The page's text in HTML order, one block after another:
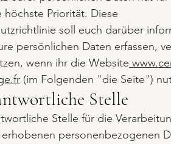
höchste Priorität. Diese
soll euch darüber
persönlichen Daten erfassen,
wenn ihr die Website
(im Folgenden "die Seite")
Stelle
Stelle für die
personenbezogenen